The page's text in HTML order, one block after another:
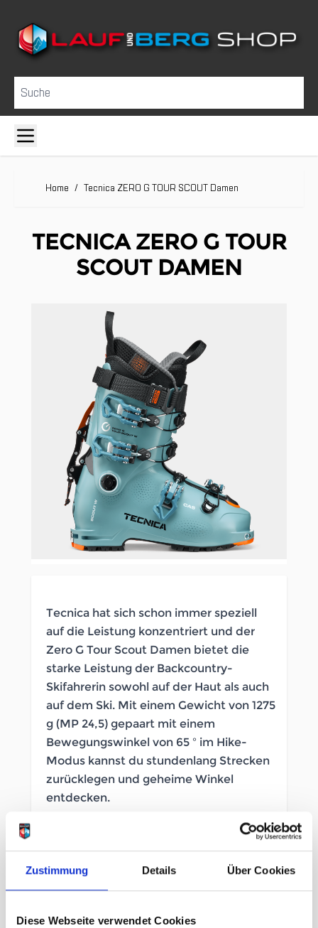
Zustimmung Details Über Cookies
Diese Webseite verwendet Cookies
Suche
Home / Tecnica ZERO G TOUR SCOUT Damen
TECNICA ZERO G TOUR
SCOUT DAMEN
Clicken, um das Karussell zu überspringen
Tecnica hat sich schon immer speziell
auf die Leistung konzentriert und der
Zero G Tour Scout Damen bietet die
starke Leistung der Backcountry-
Skifahrerin sowohl auf der Haut als auch
auf dem Ski. Mit einem Gewicht von 1275
g (MP 24,5) gepaart mit einem
Bewegungswinkel von 65 º im Hike-
Modus kannst du stundenlang Strecken
zurücklegen und geheime Winkel
entdecken.
Artikelnummer LB_303458045
Geschlecht Damen